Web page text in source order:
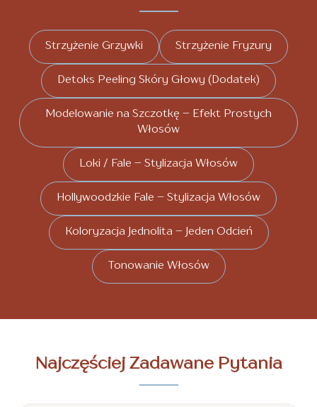
Strzyżenie Grzywki Strzyżenie Fryzury
Detoks Peeling Skóry Głowy (Dodatek)
Modelowanie na Szczotkę – Efekt Prostych
Włosów
Loki / Fale – Stylizacja Włosów
Hollywoodzkie Fale – Stylizacja Włosów
Koloryzacja Jednolita – Jeden Odcień
Tonowanie Włosów
Najczęściej Zadawane Pytania